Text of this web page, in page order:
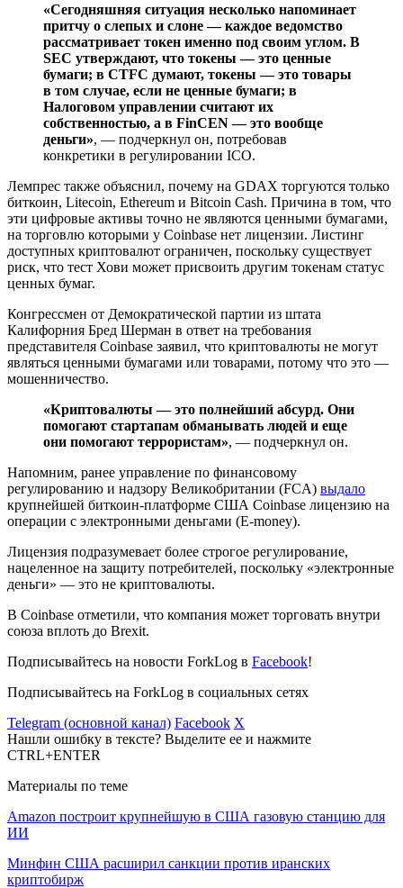
«Сегодняшняя ситуация несколько напоминает
притчу о слепых и слоне — каждое ведомство
рассматривает токен именно под своим углом. В
SEC утверждают, что токены — это ценные
бумаги; в CTFC думают, токены — это товары
в том случае, если не ценные бумаги; в
Налоговом управлении считают их
собственностью, а в FinCEN — это вообще
деньги», — подчеркнул он, потребовав
конкретики в регулировании ICO.
Лемпрес также объяснил, почему на GDAX торгуются только
биткоин, Litecoin, Ethereum и Bitcoin Cash. Причина в том, что
эти цифровые активы точно не являются ценными бумагами,
на торговлю которыми у Coinbase нет лицензии. Листинг
доступных криптовалют ограничен, поскольку существует
риск, что тест Хови может присвоить другим токенам статус
ценных бумаг.
Конгрессмен от Демократической партии из штата
Калифорния Бред Шерман в ответ на требования
представителя Coinbase заявил, что криптовалюты не могут
являться ценными бумагами или товарами, потому что это —
мошенничество.
«Криптовалюты — это полнейший абсурд. Они
помогают стартапам обманывать людей и еще
они помогают террористам», — подчеркнул он.
Напомним, ранее управление по финансовому
регулированию и надзору Великобритании (FCA) выдало
крупнейшей биткоин-платформе США Coinbase лицензию на
операции с электронными деньгами (E-money).
Лицензия подразумевает более строгое регулирование,
нацеленное на защиту потребителей, поскольку «электронные
деньги» — это не криптовалюты.
В Coinbase отметили, что компания может торговать внутри
союза вплоть до Brexit.
Подписывайтесь на новости ForkLog в Facebook!
Подписывайтесь на ForkLog в социальных сетях
Telegram (основной канал) Facebook X
Нашли ошибку в тексте? Выделите ее и нажмите
CTRL+ENTER
Материалы по теме
Amazon построит крупнейшую в США газовую станцию для
ИИ
Минфин США расширил санкции против иранских
криптобирж